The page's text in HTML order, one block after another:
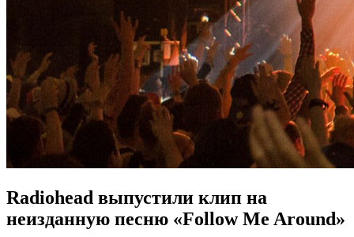
Radiohead выпустили клип на
неизданную песню «Follow Me Around»